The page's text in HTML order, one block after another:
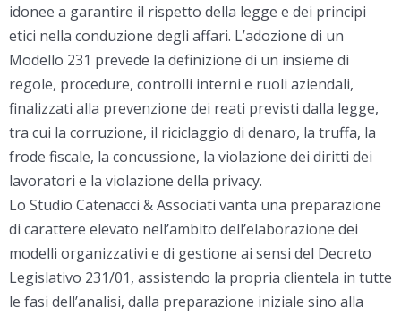
idonee a garantire il rispetto della legge e dei principi
etici nella conduzione degli affari. L’adozione di un
Modello 231 prevede la definizione di un insieme di
regole, procedure, controlli interni e ruoli aziendali,
finalizzati alla prevenzione dei reati previsti dalla legge,
tra cui la corruzione, il riciclaggio di denaro, la truffa, la
frode fiscale, la concussione, la violazione dei diritti dei
lavoratori e la violazione della privacy.
Lo Studio Catenacci & Associati vanta una preparazione
di carattere elevato nell’ambito dell’elaborazione dei
modelli organizzativi e di gestione ai sensi del Decreto
Legislativo 231/01, assistendo la propria clientela in tutte
le fasi dell’analisi, dalla preparazione iniziale sino alla